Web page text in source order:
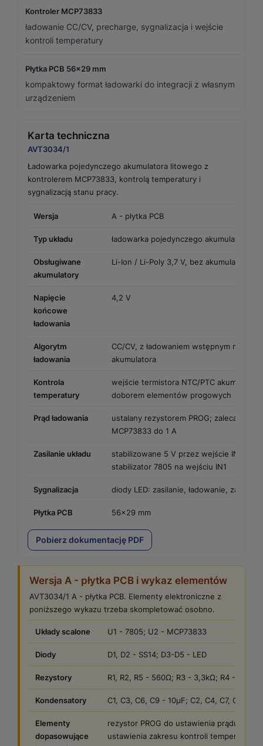
Kontroler MCP73833
ładowanie CC/CV, precharge, sygnalizacja i wejście
kontroli temperatury
Płytka PCB 56x29 mm
kompaktowy format ładowarki do integracji z własnym
urządzeniem
Karta techniczna
AVT3034/1
Ładowarka pojedynczego akumulatora litowego z
kontrolerem MCP73833, kontrolą temperatury i
sygnalizacją stanu pracy.
Wersja A - płytka PCB
Typ układu ładowarka pojedynczego akumulatora
Obsługiwane
akumulatory
Li-Ion / Li-Poly 3,7 V, bez akumulatorów
Napięcie
końcowe
ładowania
4,2 V
Algorytm
ładowania
CC/CV, z ładowaniem wstępnym mocno
akumulatora
Kontrola
temperatury
wejście termistora NTC/PTC
doborem elementów progowych
Prąd ładowania
ustalany rezystorem PROG; zalecane
MCP73833 do 1 A
Zasilanie układu
stabilizowane 5 V przez wejście IN2
stabilizator 7805 na wejściu IN1
Sygnalizacja diody LED: zasilanie, ładowanie,
Płytka PCB 56x29 mm
Pobierz dokumentację PDF
Wersja A - płytka PCB i wykaz elementów
AVT3034/1 A - płytka PCB. Elementy elektroniczne z
poniższego wykazu trzeba skompletować osobno.
Układy scalone U1 - 7805; U2 - MCP73833
Diody D1, D2 - SS14; D3-D5 - LED
Rezystory R1, R2, R5 - 560Ω; R3 - 3,3kΩ; R4 - RT1;
Kondensatory C1, C3, C6, C9 - 10µF; C2, C4, C7, C8 -
Elementy
dopasowujące
rezystor PROG do ustawienia prądu
ustawienia zakresu kontroli temperatury